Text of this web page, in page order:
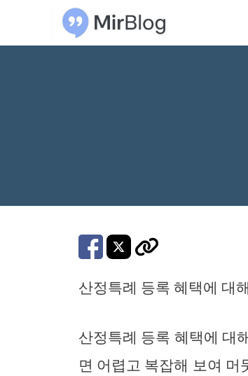
산정특례 등록 혜택에 대
산정특례 등록 혜택에 대
면 어렵고 복잡해 보여